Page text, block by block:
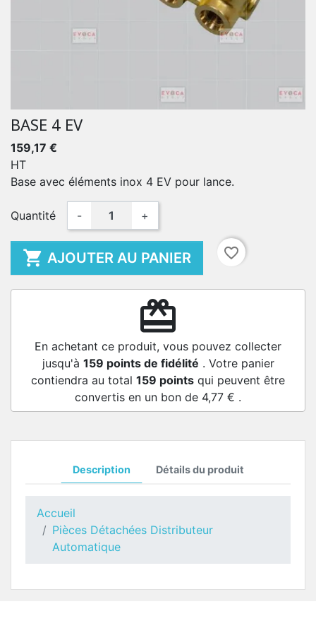
BASE 4 EV
159,17 €
HT
Base avec éléments inox 4 EV pour lance.
Quantité - +
 AJOUTER AU PANIER favorite_border
redeem
En achetant ce produit, vous pouvez collecter
jusqu'à 159 points de fidélité . Votre panier
contiendra au total 159 points qui peuvent être
convertis en un bon de 4,77 € .
Description Détails du produit
Accueil
Pièces Détachées Distributeur
Automatique